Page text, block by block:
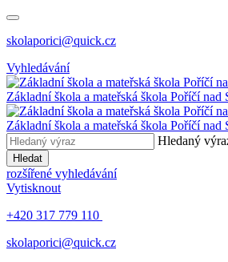
skolaporici@quick.cz
Vyhledávání
Základní škola a mateřská škola Poříčí nad
Základní škola a mateřská škola Poříčí nad
Hledaný
Hledat
rozšířené vyhledávání
Vytisknout
+420 317 779 110
skolaporici@quick.cz